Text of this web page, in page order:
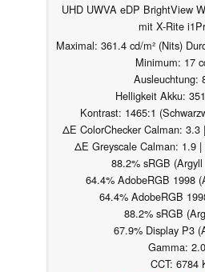
UHD UWVA eDP BrightView
mit X-Rite
Maximal: 361.4 cd/m² (Nits)
Minimum: 17
Ausleuchtung:
Helligkeit Akku:
Kontrast: 1465:1
ΔE ColorChecker Calman:
ΔE Greyscale Calman: 1.9
88.2% sRGB
64.4% AdobeRGB 1998
64.4% AdobeRGB
88.2% sRGB
67.9% Display P3
Gamma:
CCT: 6784